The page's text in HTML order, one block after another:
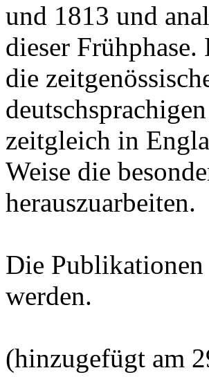
und 1813 und
dieser
die
zeitgleich in
Weise die
herauszuarbeiten.
Die
werden.
(hinzugefügt am